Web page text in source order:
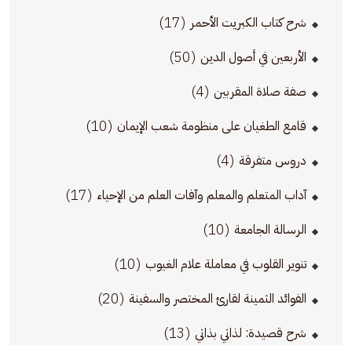
شرح كتاب الكبريت الأحمر (17)
الأربعين في أصول الدين (50)
صفة صلاة المقربين (4)
قامع الطغيان على منظومة شعب الإيمان (10)
دروس متفرقة (4)
آداب المتعلم والمعلم وآفات العلم من الإحياء (17)
الرسالة الجامعة (10)
تنوير القلوب في معاملة علام الغيوب (10)
الفوائد الثمينة لقارئ المختصر والسفينة (20)
شرح قصيدة: لذاتي بذاتي (13)